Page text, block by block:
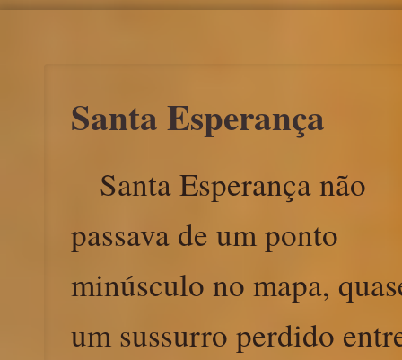
Santa Esperança
Santa Esperança não
passava de um ponto
minúsculo no mapa,
um sussurro perdido